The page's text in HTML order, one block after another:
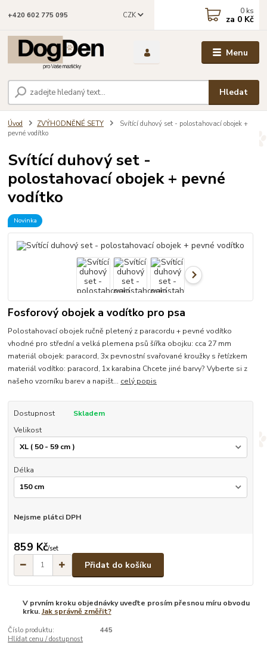
Menu
CZK
Hledat
+420 602 775 095 0 ks
za 0 Kč
Úvod ZVÝHODNĚNÉ SETY
Svítící duhový set - polostahovací obojek +
pevné vodítko
Svítící duhový set -
polostahovací obojek + pevné
vodítko
Novinka
Fosforový obojek a vodítko pro psa
Polostahovací obojek ručně pletený z paracordu + pevné vodítko
vhodné pro střední a velká plemena psů šířka obojku: cca 27 mm
materiál obojek: paracord, 3x pevnostní svařované kroužky s řetízkem
materiál vodítko: paracord, 1x karabina Chcete jiné barvy? Vyberte si z
našeho vzorníku barev a napišt... celý popis
Dostupnost
Skladem
Velikost
Délka
Nejsme plátci DPH
859 Kč/set
Přidat do košíku
V prvním kroku objednávky uveďte prosím přesnou míru obvodu
krku.Jak správně změřit?
Číslo produktu:
445
Hlídat cenu / dostupnost